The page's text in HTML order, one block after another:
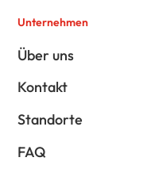
Unternehmen
Über uns
Kontakt
Standorte
FAQ